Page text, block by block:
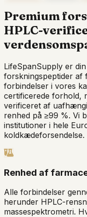
Premium
HPLC-
LifeSpanSupply er
forskningspeptider af
forbindelser i vores
certificerede forhold,
verificeret af
renhed på ≥99 %. Vi
institutioner i hele
koldkædeforsendelse.
Renhed af
Alle forbindelser
herunder HPLC-
massespektrometri.